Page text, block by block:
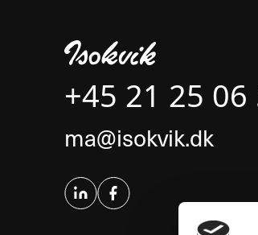
+45 21 25 06
ma@isokvik.dk